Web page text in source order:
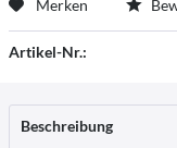
Merken
Artikel-Nr.:
Beschreibung